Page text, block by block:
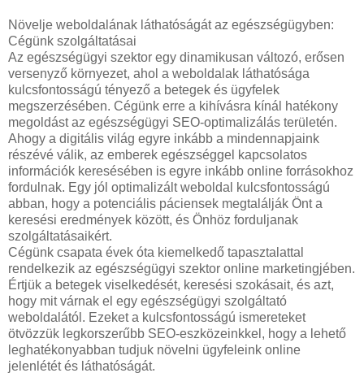
Növelje weboldalának láthatóságát az egészségügyben:
Cégünk szolgáltatásai
Az egészségügyi szektor egy dinamikusan változó, erősen
versenyző környezet, ahol a weboldalak láthatósága
kulcsfontosságú tényező a betegek és ügyfelek
megszerzésében. Cégünk erre a kihívásra kínál hatékony
megoldást az egészségügyi SEO-optimalizálás területén.
Ahogy a digitális világ egyre inkább a mindennapjaink
részévé válik, az emberek egészséggel kapcsolatos
információk keresésében is egyre inkább online forrásokhoz
fordulnak. Egy jól optimalizált weboldal kulcsfontosságú
abban, hogy a potenciális páciensek megtalálják Önt a
keresési eredmények között, és Önhöz forduljanak
szolgáltatásaikért.
Cégünk csapata évek óta kiemelkedő tapasztalattal
rendelkezik az egészségügyi szektor online marketingjében.
Értjük a betegek viselkedését, keresési szokásait, és azt,
hogy mit várnak el egy egészségügyi szolgáltató
weboldalától. Ezeket a kulcsfontosságú ismereteket
ötvözzük legkorszerűbb SEO-eszközeinkkel, hogy a lehető
leghatékonyabban tudjuk növelni ügyfeleink online
jelenlétét és láthatóságát.